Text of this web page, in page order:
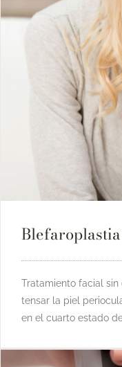
Tratamiento facial sin
tensar la piel
en el cuarto estado